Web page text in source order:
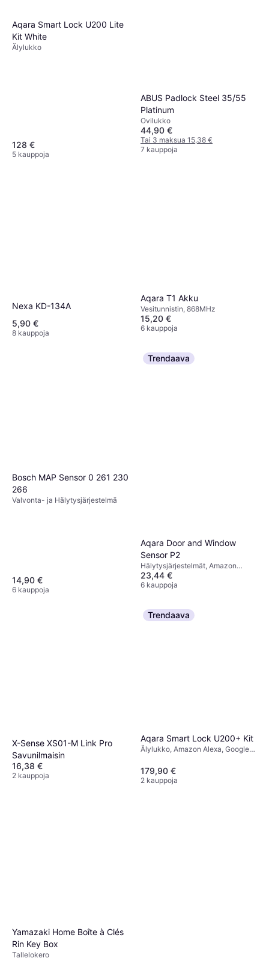
Aqara Smart Lock U200 Lite
Kit White
Älylukko
128 €
5 kauppoja
ABUS Padlock Steel 35/55
Platinum
Ovilukko
44,90 €
Tai 3 maksua 15,38 €
7 kauppoja
Nexa KD-134A
5,90 €
8 kauppoja
Aqara T1 Akku
Vesitunnistin, 868MHz
15,20 €
6 kauppoja
Bosch MAP Sensor 0 261 230
266
Valvonta- ja Hälytysjärjestelmä
14,90 €
6 kauppoja
Trendaava
Aqara Door and Window
Sensor P2
Hälytysjärjestelmät, Amazon
Alexa, Google Assistant, Thread
23,44 €
6 kauppoja
X-Sense XS01-M Link Pro
Savunilmaisin
16,38 €
2 kauppoja
Trendaava
Aqara Smart Lock U200+ Kit
Älylukko, Amazon Alexa, Google
Thread
179,90 €
2 kauppoja
Yamazaki Home Boîte à Clés
Rin Key Box
Tallelokero